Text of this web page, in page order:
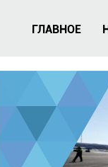
ГЛАВНОЕ